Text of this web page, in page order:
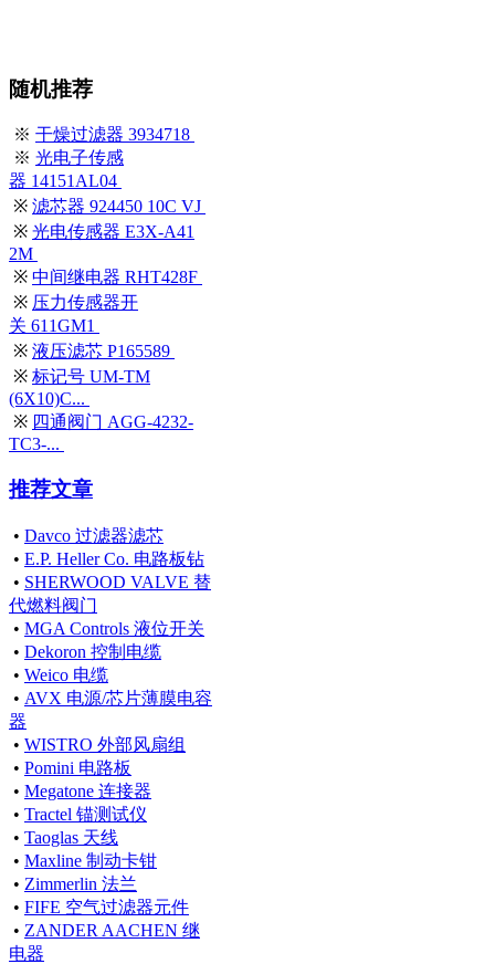
随机推荐
※ 干燥过滤器 3934718
※ 光电子传感
器 14151AL04
※ 滤芯器 924450 10C VJ
※ 光电传感器 E3X-A41
2M
※ 中间继电器 RHT428F
※ 压力传感器开
关 611GM1
※ 液压滤芯 P165589
※ 标记号 UM-TM
(6X10)C...
※ 四通阀门 AGG-4232-
TC3-...
推荐文章
• Davco 过滤器滤芯
• E.P. Heller Co. 电路板钻
• SHERWOOD VALVE 替
代燃料阀门
• MGA Controls 液位开关
• Dekoron 控制电缆
• Weico 电缆
• AVX 电源/芯片薄膜电容
器
• WISTRO 外部风扇组
• Pomini 电路板
• Megatone 连接器
• Tractel 锚测试仪
• Taoglas 天线
• Maxline 制动卡钳
• Zimmerlin 法兰
• FIFE 空气过滤器元件
• ZANDER AACHEN 继
电器